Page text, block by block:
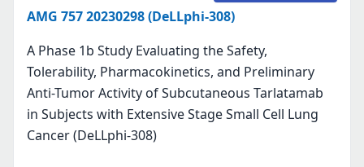
AMG 757 20230298 (DeLLphi-308)
A Phase 1b Study Evaluating the Safety,
Tolerability, Pharmacokinetics, and Preliminary
Anti-Tumor Activity of Subcutaneous Tarlatamab
in Subjects with Extensive Stage Small Cell Lung
Cancer (DeLLphi-308)